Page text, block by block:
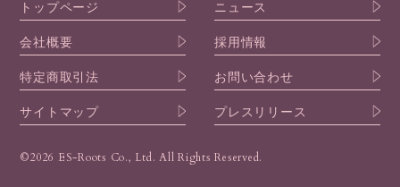
トップページ
ニュース
会社概要
採用情報
特定商取引法
お問い合わせ
サイトマップ
プレスリリース
©2026 ES-Roots Co., Ltd. All Rights Reserved.